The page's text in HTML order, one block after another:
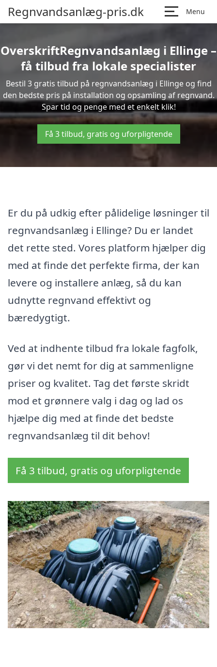
Regnvandsanlæg-pris.dk Menu
OverskriftRegnvandsanlæg i Ellinge –
få tilbud fra lokale specialister
Bestil 3 gratis tilbud på regnvandsanlæg i Ellinge og find
den bedste pris på installation og opsamling af regnvand.
Spar tid og penge med et enkelt klik!
Få 3 tilbud, gratis og uforpligtende
Er du på udkig efter pålidelige løsninger til
regnvandsanlæg i Ellinge? Du er landet
det rette sted. Vores platform hjælper dig
med at finde det perfekte firma, der kan
levere og installere anlæg, så du kan
udnytte regnvand effektivt og
bæredygtigt.
Ved at indhente tilbud fra lokale fagfolk,
gør vi det nemt for dig at sammenligne
priser og kvalitet. Tag det første skridt
mod et grønnere valg i dag og lad os
hjælpe dig med at finde det bedste
regnvandsanlæg til dit behov!
Få 3 tilbud, gratis og uforpligtende